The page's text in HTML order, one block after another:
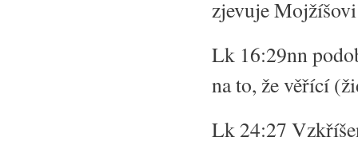
zjevuje
Lk 16:29nn
na to, že věřící
Lk 24:27